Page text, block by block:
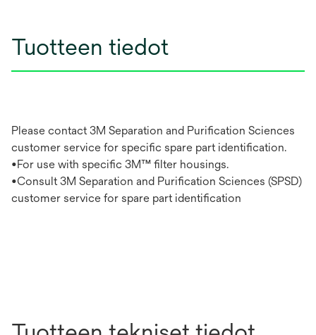
Tuotteen tiedot
Please contact 3M Separation and Purification Sciences
customer service for specific spare part identification.
•For use with specific 3M™ filter housings.
•Consult 3M Separation and Purification Sciences (SPSD)
customer service for spare part identification